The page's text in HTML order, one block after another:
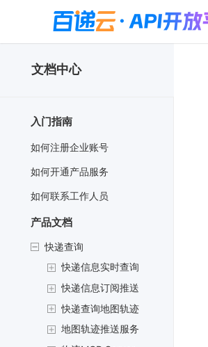
文档中心
入门指南
如何注册企业账号
如何开通产品服务
如何联系工作人员
产品文档
快递查询
快递信息实时查询
快递信息订阅推送
快递查询地图轨迹
地图轨迹推送服务